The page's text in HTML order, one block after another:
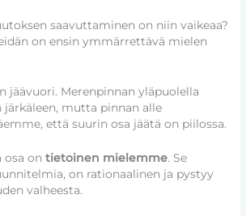
saavuttaminen on niin vaikeaa?
on ensin ymmärrettävä mielen
jäävuori. Merenpinnan yläpuolella
järkäleen, mutta pinnan alle
että suurin osa jäätä on piilossa.
osa on tietoinen mielemme. Se
on rationaalinen ja pystyy
valheesta.